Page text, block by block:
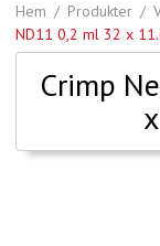
Hem Produkter
ND11 0,2 ml 32 x
Crimp